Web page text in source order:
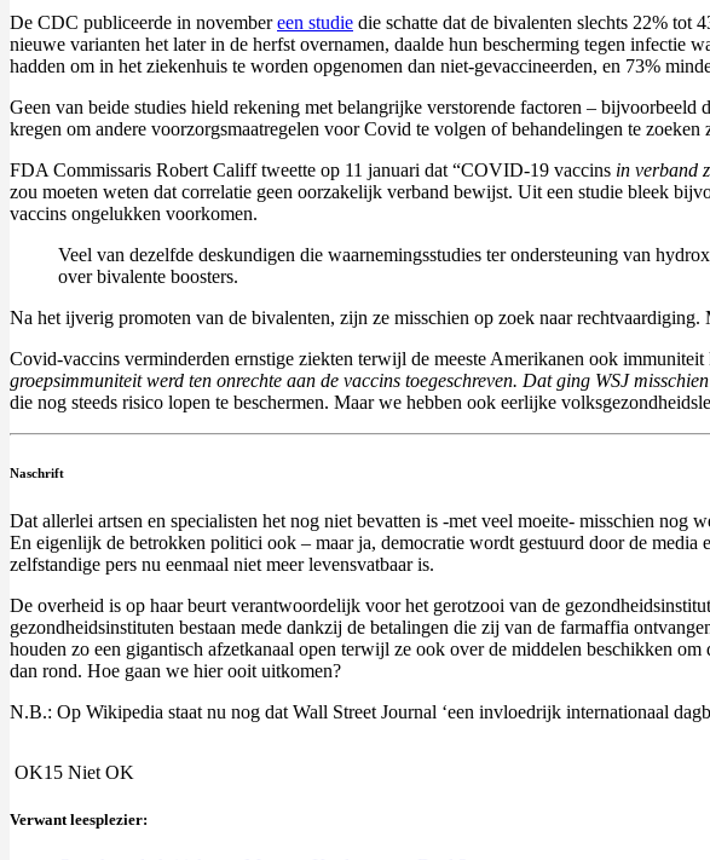
De CDC publiceerde in novembereen studie die schatte dat de bivalenten slechts 22%
nieuwe varianten het later in de herfst overnamen, daalde hun bescherming tegen infectie
hadden om in het ziekenhuis te worden opgenomen dan niet-gevaccineerden, en 73%
Geen van beide studies hield rekening met belangrijke verstorende factoren –
kregen om andere voorzorgsmaatregelen voor Covid te volgen of behandelingen te zoeken
FDA Commissaris Robert Califf tweette op 11 januari dat “COVID-19 vaccins in verband
zou moeten weten dat correlatie geen oorzakelijk verband bewijst. Uit een studie bleek
vaccins ongelukken voorkomen.
Veel van dezelfde deskundigen die waarnemingsstudies ter ondersteuning van
over bivalente boosters.
Na het ijverig promoten van de bivalenten, zijn ze misschien op zoek naar rechtvaardiging.
Covid-vaccins verminderden ernstige ziekten terwijl de meeste Amerikanen ook
groepsimmuniteit werd ten onrechte aan de vaccins toegeschreven. Dat ging WSJ
die nog steeds risico lopen te beschermen. Maar we hebben ook eerlijke
Naschrift
Dat allerlei artsen en specialisten het nog niet bevatten is -met veel moeite- misschien
En eigenlijk de betrokken politici ook – maar ja, democratie wordt gestuurd door de
zelfstandige pers nu eenmaal niet meer levensvatbaar is.
De overheid is op haar beurt verantwoordelijk voor het gerotzooi van de
gezondheidsinstituten bestaan mede dankzij de betalingen die zij van de farmaffia
houden zo een gigantisch afzetkanaal open terwijl ze ook over de middelen beschikken
dan rond. Hoe gaan we hier ooit uitkomen?
N.B.: Op Wikipedia staat nu nog dat Wall Street Journal ‘een invloedrijk internationaal
OK15 Niet OK
Verwant leesplezier: